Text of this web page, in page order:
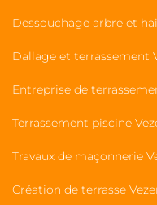
Dessouchage arbre et
Dallage et terrassement
Entreprise de
Terrassement piscine
Travaux de maçonnerie
Création de terrasse